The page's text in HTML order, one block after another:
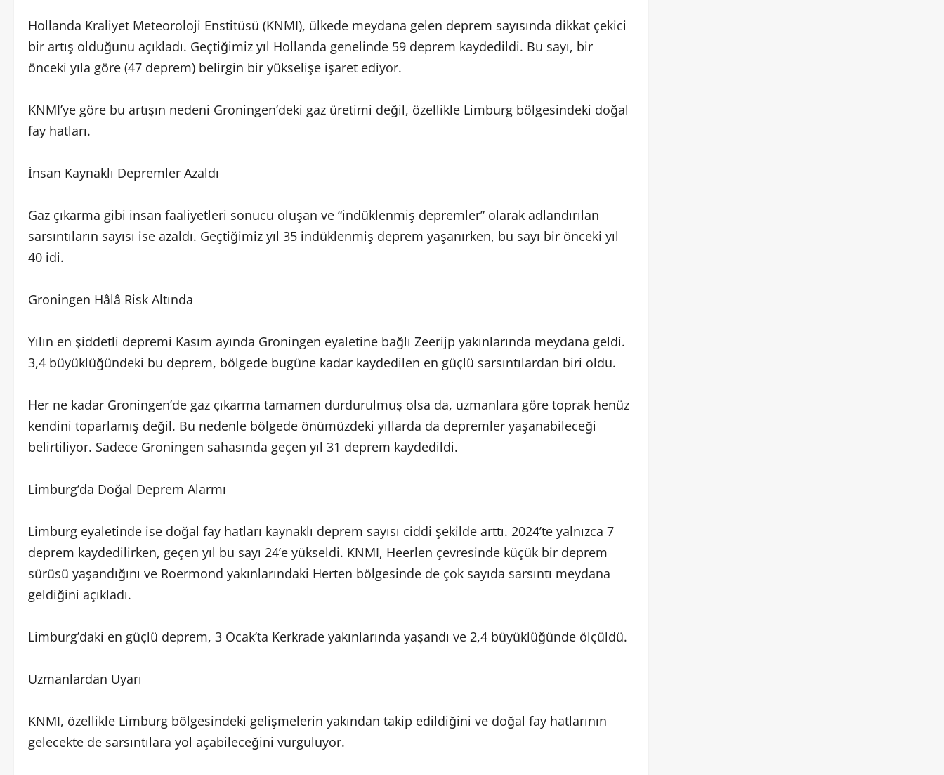
Hollanda Kraliyet Meteoroloji Enstitüsü (KNMI), ülkede meydana gelen deprem sayısında dikkat çekici
bir artış olduğunu açıkladı. Geçtiğimiz yıl Hollanda genelinde 59 deprem kaydedildi. Bu sayı, bir
önceki yıla göre (47 deprem) belirgin bir yükselişe işaret ediyor.
KNMI’ye göre bu artışın nedeni Groningen’deki gaz üretimi değil, özellikle Limburg bölgesindeki doğal
fay hatları.
İnsan Kaynaklı Depremler Azaldı
Gaz çıkarma gibi insan faaliyetleri sonucu oluşan ve “indüklenmiş depremler” olarak adlandırılan
sarsıntıların sayısı ise azaldı. Geçtiğimiz yıl 35 indüklenmiş deprem yaşanırken, bu sayı bir önceki yıl
40 idi.
Groningen Hâlâ Risk Altında
Yılın en şiddetli depremi Kasım ayında Groningen eyaletine bağlı Zeerijp yakınlarında meydana geldi.
3,4 büyüklüğündeki bu deprem, bölgede bugüne kadar kaydedilen en güçlü sarsıntılardan biri oldu.
Her ne kadar Groningen’de gaz çıkarma tamamen durdurulmuş olsa da, uzmanlara göre toprak henüz
kendini toparlamış değil. Bu nedenle bölgede önümüzdeki yıllarda da depremler yaşanabileceği
belirtiliyor. Sadece Groningen sahasında geçen yıl 31 deprem kaydedildi.
Limburg’da Doğal Deprem Alarmı
Limburg eyaletinde ise doğal fay hatları kaynaklı deprem sayısı ciddi şekilde arttı. 2024’te yalnızca 7
deprem kaydedilirken, geçen yıl bu sayı 24’e yükseldi. KNMI, Heerlen çevresinde küçük bir deprem
sürüsü yaşandığını ve Roermond yakınlarındaki Herten bölgesinde de çok sayıda sarsıntı meydana
geldiğini açıkladı.
Limburg’daki en güçlü deprem, 3 Ocak’ta Kerkrade yakınlarında yaşandı ve 2,4 büyüklüğünde ölçüldü.
Uzmanlardan Uyarı
KNMI, özellikle Limburg bölgesindeki gelişmelerin yakından takip edildiğini ve doğal fay hatlarının
gelecekte de sarsıntılara yol açabileceğini vurguluyor.